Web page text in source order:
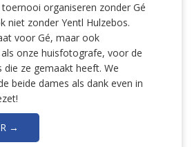
organiseren zonder Gé
niet zonder Yentl Hulzebos.
voor Gé, maar ook
onze huisfotografe, voor de
die ze gemaakt heeft. We
beide dames als dank even in
→